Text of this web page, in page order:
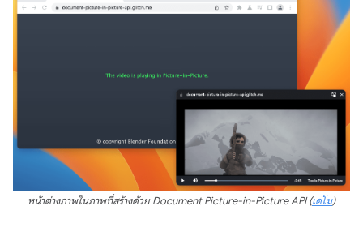
หน้าต่างภาพในภาพที่สร้างด้วย Document Picture-in-Picture API (เดโม)